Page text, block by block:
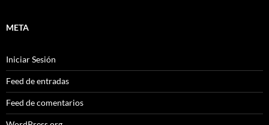
META
Iniciar Sesión
Feed de entradas
Feed de comentarios